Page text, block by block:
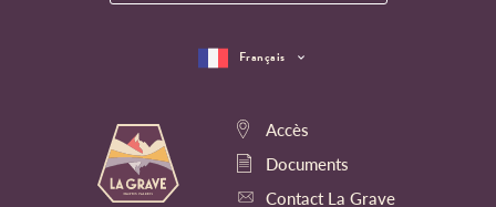
Accès
Documents
Contact La Grave
Français